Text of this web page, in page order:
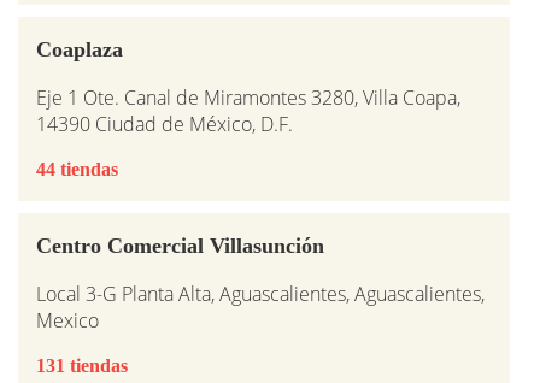
Coaplaza
Eje 1 Ote. Canal de Miramontes 3280, Villa Coapa,
14390 Ciudad de México, D.F.
44 tiendas
Centro Comercial Villasunción
Local 3-G Planta Alta, Aguascalientes, Aguascalientes,
Mexico
131 tiendas